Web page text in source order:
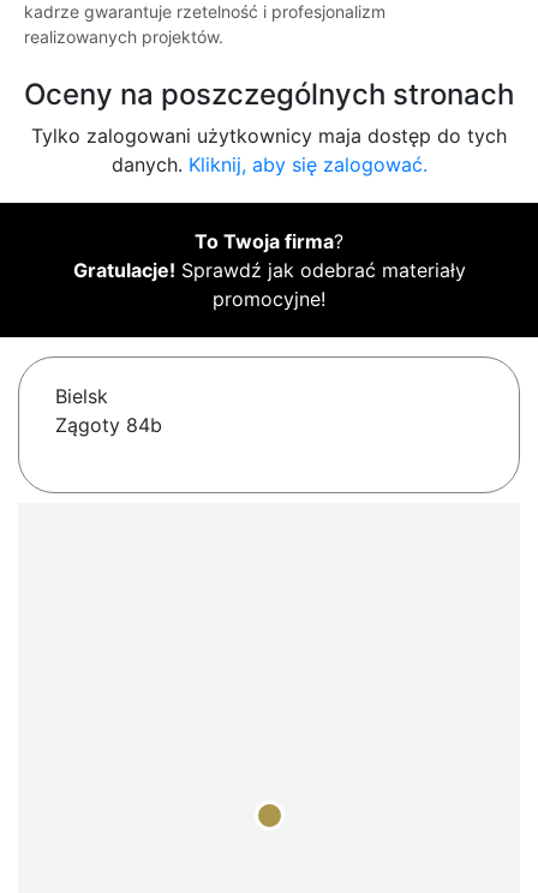
kadrze gwarantuje rzetelność i profesjonalizm
realizowanych projektów.
Oceny na poszczególnych stronach
Tylko zalogowani użytkownicy maja dostęp do tych
danych. Kliknij, aby się zalogować.
To Twoja firma?
Gratulacje! Sprawdź jak odebrać materiały
promocyjne!
Bielsk
Zągoty 84b